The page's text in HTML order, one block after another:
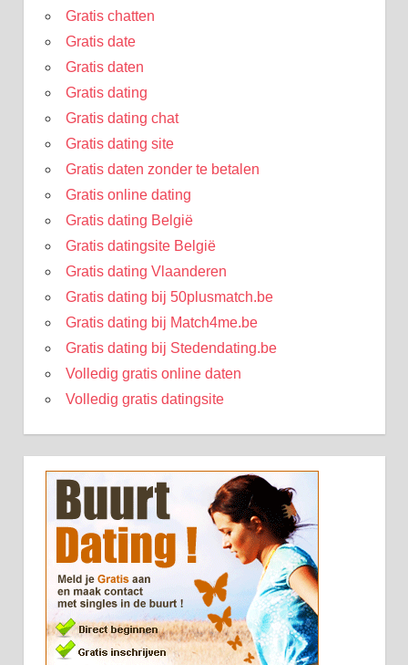
Gratis chatten
Gratis date
Gratis daten
Gratis dating
Gratis dating chat
Gratis dating site
Gratis daten zonder te betalen
Gratis online dating
Gratis dating België
Gratis datingsite België
Gratis dating Vlaanderen
Gratis dating bij 50plusmatch.be
Gratis dating bij Match4me.be
Gratis dating bij Stedendating.be
Volledig gratis online daten
Volledig gratis datingsite